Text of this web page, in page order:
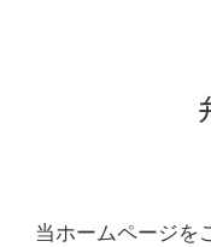
当ホームページを